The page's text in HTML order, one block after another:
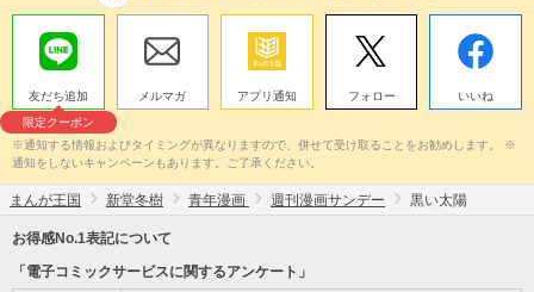
友だち追加
限定クーポン
メルマガ アプリ通知 フォロー いいね
※通知する情報およびタイミングが異なりますので、併せて受け取ることをお勧めします。 ※
通知をしないキャンペーンもあります。ご了承ください。
まんが王国 新堂冬樹 青年漫画 週刊漫画サンデー 黒い太陽
お得感No.1表記について
「電子コミックサービスに関するアンケート」